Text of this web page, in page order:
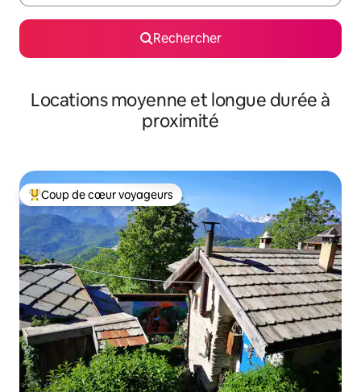
Rechercher
Locations moyenne et longue durée à
proximité
Coups de cœur voyageurs les plus appréciés
Coup de cœur voyageurs